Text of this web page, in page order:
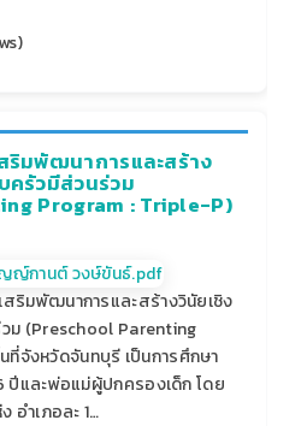
ริมพัฒนาการและสร้าง
ครัวมีส่วนร่วม
Program : Triple-P)
ริมพัฒนาการและสร้างวินัยเชิง
ม (Preschool Parenting
จังหวัดจันทบุรี เป็นการศึกษา
ปีและพ่อแม่ผู้ปกครองเด็ก โดย
อำเภอละ 1…